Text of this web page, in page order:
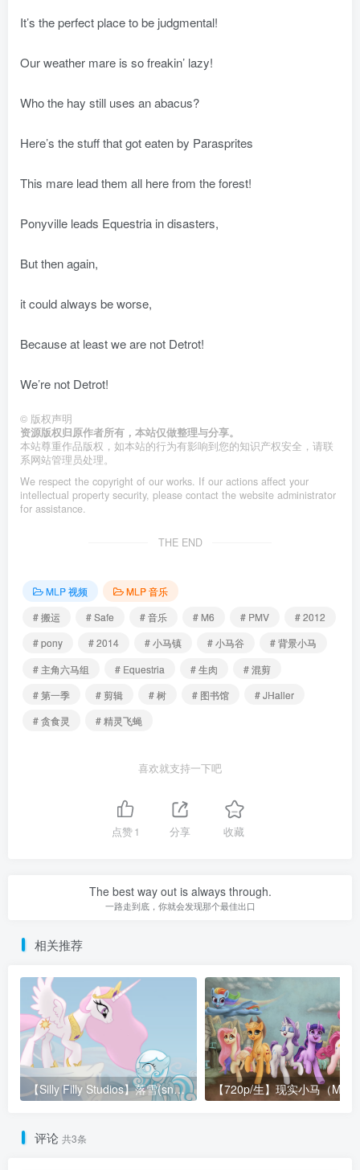
It’s the perfect place to be judgmental!
Our weather mare is so freakin’ lazy!
Who the hay still uses an abacus?
Here’s the stuff that got eaten by Parasprites
This mare lead them all here from the forest!
Ponyville leads Equestria in disasters,
But then again,
it could always be worse,
Because at least we are not Detrot!
We’re not Detrot!
© 版权声明
资源版权归原作者所有，本站仅做整理与分享。
本站尊重作品版权，如本站的行为有影响到您的知识产权安全，请联
系网站管理员处理。
We respect the copyright of our works. If our actions affect your
intellectual property security, please contact the website administrator
for assistance.
THE END
MLP 视频
MLP 音乐
# 搬运
# Safe # 音乐 # M6 # PMV
# 2012
# pony
# 2014 # 小马镇 # 小马谷
# 背景小马
# 主角六马组
# Equestria # 生肉
# 混剪
# 第一季
# 剪辑 # 树 # 图书馆
# JHaller
# 贪食灵
# 精灵飞蝇
喜欢就支持一下吧
点赞1 分享 收藏
The best way out is always through.
一路走到底，你就会发现那个最佳出口
相关推荐
【Silly Filly Studios】落雪(snowdrop)
评论 共3条